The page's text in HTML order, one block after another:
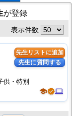
が登録
表示件数
先生リストに追加
先生に質問する
schoolverifiedcomputer
供・特別